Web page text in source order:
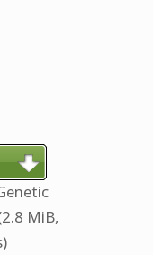
MiB,